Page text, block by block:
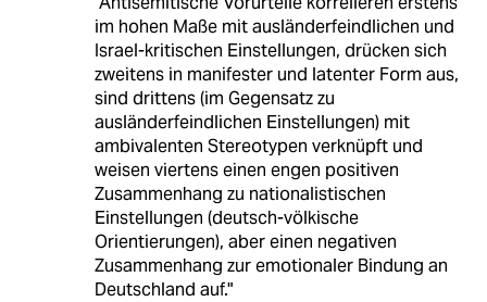
im hohen Maße mit ausländerfeindlichen und
Israel-kritischen Einstellungen, drücken sich
zweitens in manifester und latenter Form aus,
sind drittens (im Gegensatz zu
ausländerfeindlichen Einstellungen) mit
ambivalenten Stereotypen verknüpft und
weisen viertens einen engen positiven
Zusammenhang zu nationalistischen
Einstellungen (deutsch-völkische
Orientierungen), aber einen negativen
Zusammenhang zur emotionaler Bindung an
Deutschland auf."